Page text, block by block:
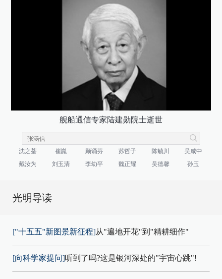
舰船通信专家陆建勋院士逝世
沈之荃 崔崑 顾诵芬 苏哲子 陈毓川
吴咸中
戴汝为
刘玉清 李幼平 魏正耀 吴德馨 孙玉
光明导读
["十五五"新图景新征程]从"遍地开花"到"精耕细作"
[向科学家提问]听到了吗?这是银河深处的"宇宙心跳"!